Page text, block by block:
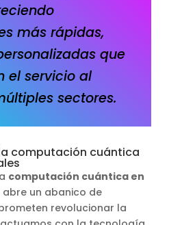
más rápidas,
que
el servicio al
sectores.
computación cuántica
computación cuántica en
abre un abanico de
revolucionar la